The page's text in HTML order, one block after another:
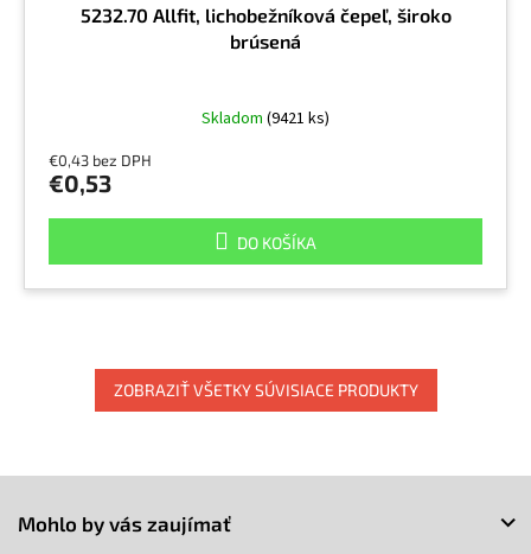
5232.70 Allfit, lichobežníková čepeľ, široko
brúsená
Skladom (9421 ks)
€0,43 bez DPH
€0,53
DO KOŠÍKA
ZOBRAZIŤ VŠETKY SÚVISIACE PRODUKTY
Mohlo by vás zaujímať